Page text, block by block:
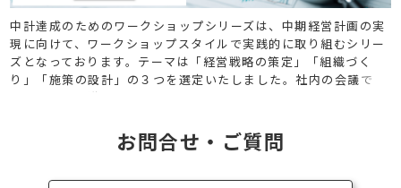
中計達成のためのワークショップシリーズは、中期経営計画の実
現に向けて、ワークショップスタイルで実践的に取り組むシリー
ズとなっております。テーマは「経営戦略の策定」「組織づく
り」「施策の設計」の３つを選定いたしました。社内の会議で
は、なかなか満足のいく結果に到達させにくいこれらのテーマ
お問合せ・ご質問